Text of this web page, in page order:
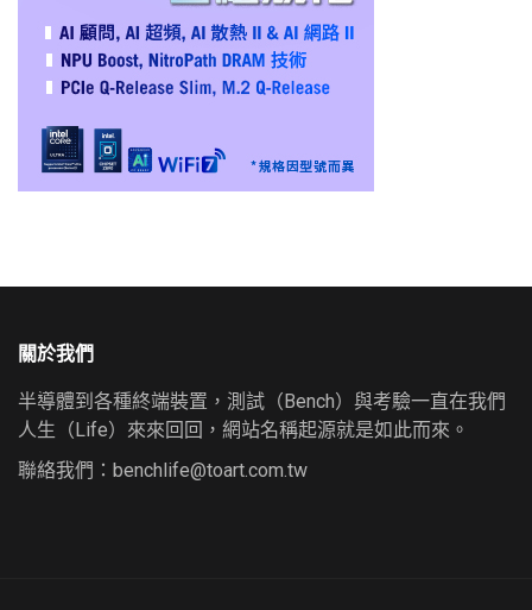
關於我們
半導體到各種終端裝置，測試（Bench）與考驗一直在我們
人生（Life）來來回回，網站名稱起源就是如此而來。
聯絡我們： benchlife@toart.com.tw